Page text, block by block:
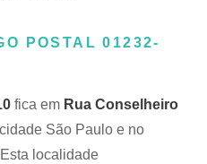
POSTAL 01232-
fica em Rua Conselheiro
São Paulo e no
localidade